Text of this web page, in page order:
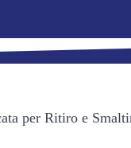
per Ritiro e